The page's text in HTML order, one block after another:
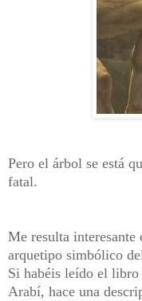
Pero el árbol se está
fatal.
Me resulta interesante
arquetipo simbólico
Si habéis leído el
Arabí, hace una